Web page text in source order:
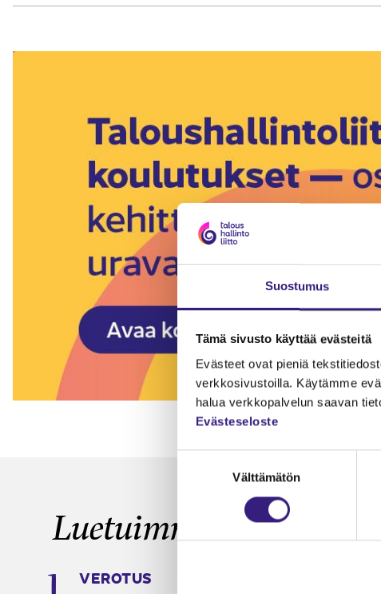
Suostumus
Tämä sivusto käyttää evästeitä
Evästeet ovat pieniä
verkkosivustoilla. Käytämme
halua verkkopalvelun saavan
Evästeseloste
Välttämätön
Luetuimmat
VEROTUS